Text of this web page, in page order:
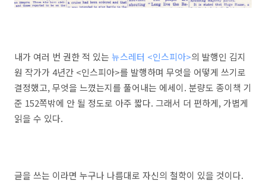
내가 여러 번 권한 적 있는 뉴스레터 <인스피아>의 발행인 김지
원 작가가 4년간 <인스피아>를 발행하며 무엇을 어떻게 쓰기로
결정했고, 무엇을 느꼈는지를 풀어내는 에세이. 분량도 종이책 기
준 152쪽밖에 안 될 정도로 아주 짧다. 그래서 더 편하게, 가볍게
읽을 수 있다.
글을 쓰는 이라면 누구나 나름대로 자신의 철학이 있을 것이다.